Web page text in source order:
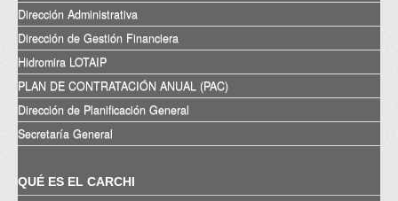
Dirección Administrativa
Dirección de Gestión Financiera
Hidromira LOTAIP
PLAN DE CONTRATACIÓN ANUAL (PAC)
Dirección de Planificación General
Secretaría General
QUÉ ES EL CARCHI